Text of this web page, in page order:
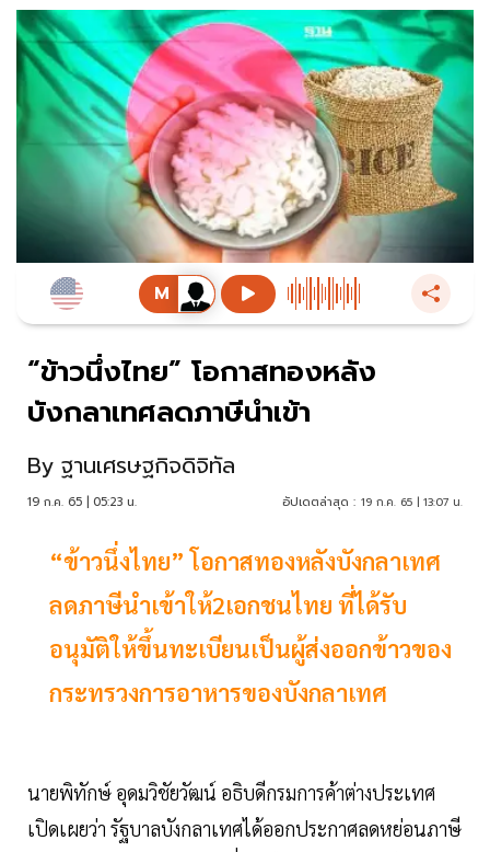
“ข้าวนึ่งไทย” โอกาสทองหลัง
บังกลาเทศลดภาษีนำเข้า
By ฐานเศรษฐกิจดิจิทัล
19 ก.ค. 65 | 05:23 น. อัปเดตล่าสุด : 19 ก.ค. 65 | 13:07 น.
“ข้าวนึ่งไทย” โอกาสทองหลังบังกลาเทศ
ลดภาษีนำเข้าให้2เอกชนไทย ที่ได้รับ
อนุมัติให้ขึ้นทะเบียนเป็นผู้ส่งออกข้าวของ
กระทรวงการอาหารของบังกลาเทศ
นายพิทักษ์ อุดมวิชัยวัฒน์ อธิบดีกรมการค้าต่างประเทศ
เปิดเผยว่า รัฐบาลบังกลาเทศได้ออกประกาศลดหย่อนภาษี